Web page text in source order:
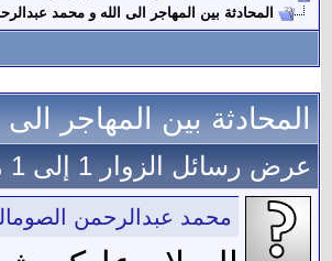
المحادثة بين المهاجر الى الله و محمد
المحادثة بين المهاجر
عرض رسائل الزوار 1 إلى 1
محمد عبدالرحمن